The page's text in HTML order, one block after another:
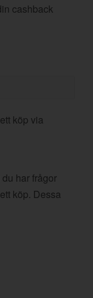
cashback
köp via
har frågor
köp. Dessa